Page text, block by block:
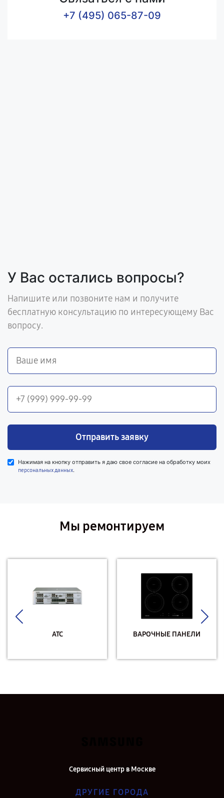
+7 (495) 065-87-09
У Вас остались вопросы?
Напишите или позвоните нам и получите
бесплатную консультацию по интересующему Вас
вопросу.
Отправить заявку
Нажимая на кнопку отправить я даю свое согласие на обработку моих
персональных данных.
Мы ремонтируем
АТС ВАРОЧНЫЕ ПАНЕЛИ
Сервисный центр в Москве
ДРУГИЕ ГОРОДА